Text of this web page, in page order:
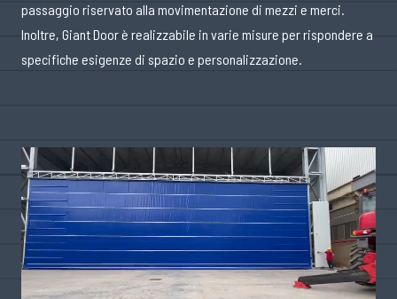
passaggio riservato alla movimentazione di mezzi e merci.
Inoltre, Giant Door è realizzabile in varie misure per rispondere a
specifiche esigenze di spazio e personalizzazione.